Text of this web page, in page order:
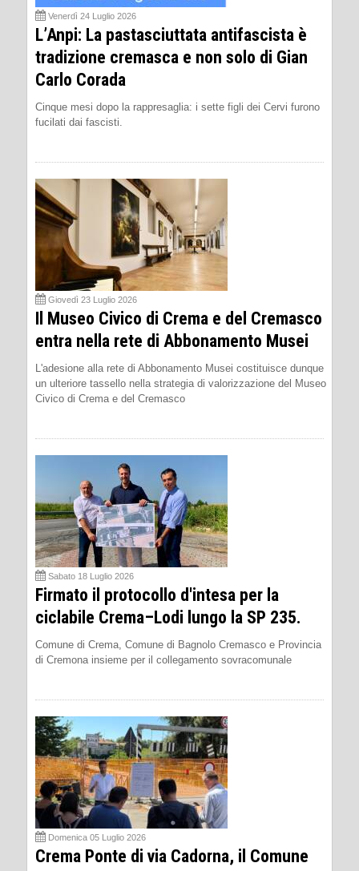
Venerdì 24 Luglio 2026
L’Anpi: La pastasciuttata antifascista è
tradizione cremasca e non solo di Gian
Carlo Corada
Cinque mesi dopo la rappresaglia: i sette figli dei Cervi furono
fucilati dai fascisti.
Giovedì 23 Luglio 2026
Il Museo Civico di Crema e del Cremasco
entra nella rete di Abbonamento Musei
L'adesione alla rete di Abbonamento Musei costituisce dunque
un ulteriore tassello nella strategia di valorizzazione del Museo
Civico di Crema e del Cremasco
Sabato 18 Luglio 2026
Firmato il protocollo d'intesa per la
ciclabile Crema–Lodi lungo la SP 235.
Comune di Crema, Comune di Bagnolo Cremasco e Provincia
di Cremona insieme per il collegamento sovracomunale
Domenica 05 Luglio 2026
Crema Ponte di via Cadorna, il Comune